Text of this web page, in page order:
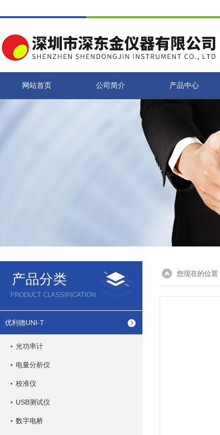
网站首页 公司简介 产品中心
产品分类
PRODUCT CLASSIFICATION
优利德UNI-T
光功率计
电量分析仪
校准仪
USB测试仪
数字电桥
您现在的位置